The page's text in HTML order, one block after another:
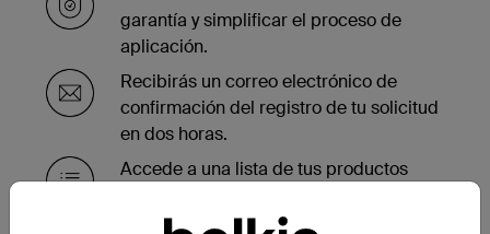
garantía y simplificar el proceso de
aplicación.
Recibirás un correo electrónico de
confirmación del registro de tu solicitud
en dos horas.
Accede a una lista de tus productos
página de tu cuenta.